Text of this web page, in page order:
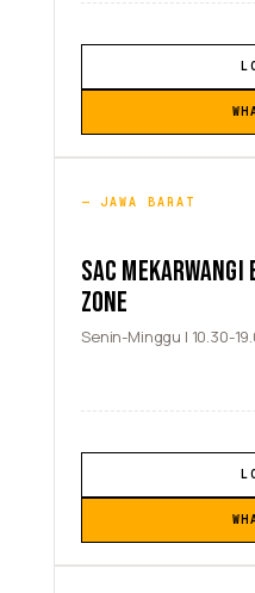
JAWA BARAT
SAC
ZONE
Senin-Minggu | 10.30-